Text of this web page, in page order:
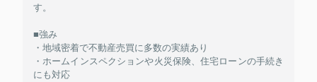
す。
■強み
・地域密着で不動産売買に多数の実績あり
・ホームインスペクションや火災保険、住宅ローンの手続き
にも対応